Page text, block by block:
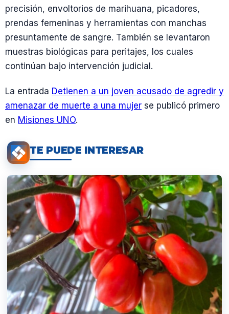
precisión, envoltorios de marihuana, picadores,
prendas femeninas y herramientas con manchas
presuntamente de sangre. También se levantaron
muestras biológicas para peritajes, los cuales
continúan bajo intervención judicial.
La entrada Detienen a un joven acusado de agredir y
amenazar de muerte a una mujer se publicó primero
en Misiones UNO.
TE PUEDE INTERESAR